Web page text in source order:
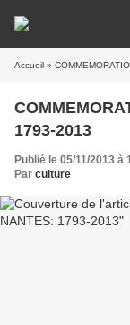
Accueil »
1793-2013
Publié le 05/11/2013 à
Par culture